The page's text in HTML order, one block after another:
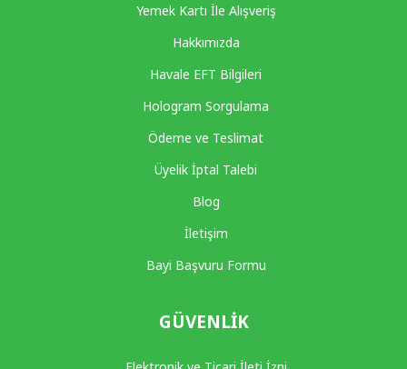
Yemek Kartı İle Alışveriş
Hakkımızda
Havale EFT Bilgileri
Hologram Sorgulama
Ödeme ve Teslimat
Üyelik İptal Talebi
Blog
İletişim
Bayi Başvuru Formu
GÜVENLIK